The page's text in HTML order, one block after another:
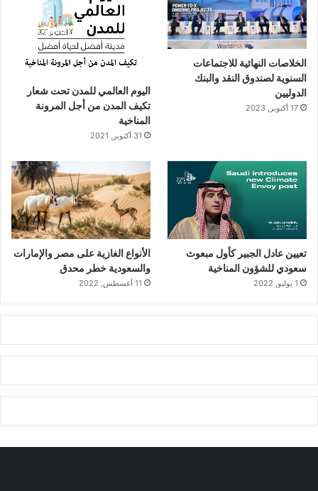
الخلاصات النهائية للاجتماعات
السنوية لصندوق النقد والبنك
الدوليين
17 أكتوبر, 2023
اليوم العالمي للمدن تحت شعار
تكيف المدن من أجل المرونة
المناخية
31 أكتوبر, 2021
تعيين عادل الجبير كأول مبعوث
سعودي للشؤون المناخية
1 يوليو, 2022
الأنواع الغازية على مصر والإمارات
والسعودية خطر محدق
11 أغسطس, 2022